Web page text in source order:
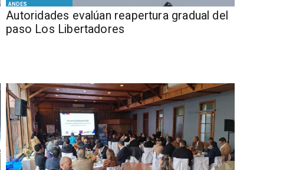
ANDES
​​Autoridades evalúan reapertura gradual del
paso Los Libertadores